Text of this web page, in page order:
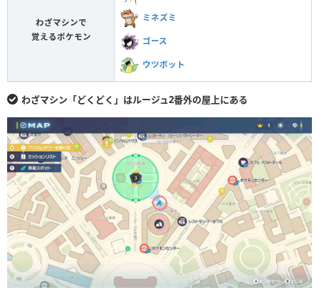
わざマシンで
覚えるポケモン
ミネズミ
ゴース
ウツボット
わざマシン「どくどく」はルージュ2番外の屋上にある